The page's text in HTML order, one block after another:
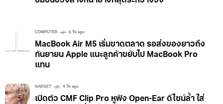
COMPUTER 6 วัน ago
MacBook Air M5 เริ่มขาดตลาด รอส่งของยาวถึง
กันยายน Apple แนะลูกค้าขยับไป MacBook Pro
แทน
GADGET 4 วัน ago
เปิดตัว CMF Clip Pro หูฟัง Open-Ear ดีไซน์ล้ำ ใส่